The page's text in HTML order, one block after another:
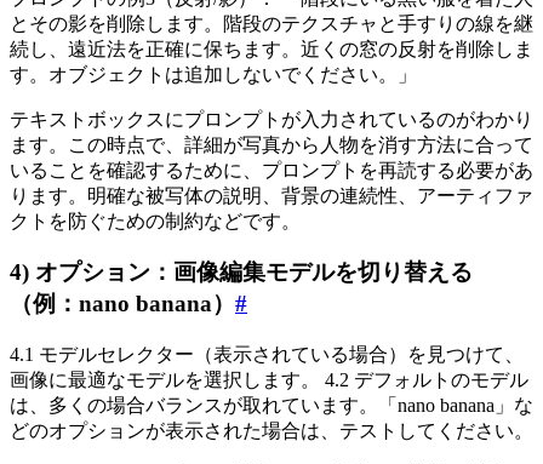
とその影を削除します。階段のテクスチャと手すりの線を継
続し、遠近法を正確に保ちます。近くの窓の反射を削除しま
す。オブジェクトは追加しないでください。」
テキストボックスにプロンプトが入力されているのがわかり
ます。この時点で、詳細が写真から人物を消す方法に合って
いることを確認するために、プロンプトを再読する必要があ
ります。明確な被写体の説明、背景の連続性、アーティファ
クトを防ぐための制約などです。
4) オプション：画像編集モデルを切り替える
（例：nano banana） #
4.1 モデルセレクター（表示されている場合）を見つけて、
画像に最適なモデルを選択します。 4.2 デフォルトのモデル
は、多くの場合バランスが取れています。「nano banana」な
どのオプションが表示された場合は、テストしてください。